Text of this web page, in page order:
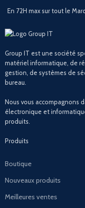
En 72H max sur tout le
Group IT est une société
matériel informatique, de
gestion, de systèmes de
bureau.
Nous vous accompagnons
électronique et
produits.
Produits
Boutique
Nouveaux produits
Meilleures ventes